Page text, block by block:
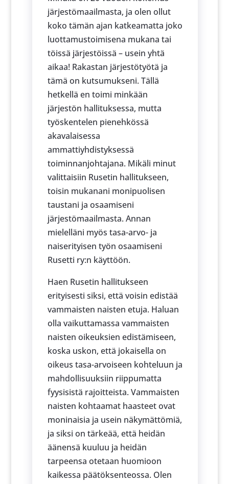
järjestömaailmasta, ja olen ollut
koko tämän ajan katkeamatta joko
luottamustoimisena mukana tai
töissä järjestöissä – usein yhtä
aikaa! Rakastan järjestötyötä ja
tämä on kutsumukseni. Tällä
hetkellä en toimi minkään
järjestön hallituksessa, mutta
työskentelen pienehkössä
akavalaisessa
ammattiyhdistyksessä
toiminnanjohtajana. Mikäli minut
valittaisiin Rusetin hallitukseen,
toisin mukanani monipuolisen
taustani ja osaamiseni
järjestömaailmasta. Annan
mielelläni myös tasa-arvo- ja
naiserityisen työn osaamiseni
Rusetti ry:n käyttöön.
Haen Rusetin hallitukseen
erityisesti siksi, että voisin edistää
vammaisten naisten etuja. Haluan
olla vaikuttamassa vammaisten
naisten oikeuksien edistämiseen,
koska uskon, että jokaisella on
oikeus tasa-arvoiseen kohteluun ja
mahdollisuuksiin riippumatta
fyysisistä rajoitteista. Vammaisten
naisten kohtaamat haasteet ovat
moninaisia ja usein näkymättömiä,
ja siksi on tärkeää, että heidän
äänensä kuuluu ja heidän
tarpeensa otetaan huomioon
kaikessa päätöksenteossa. Olen